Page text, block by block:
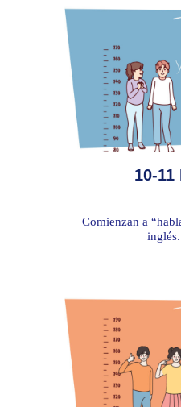
10-11
Comienzan a